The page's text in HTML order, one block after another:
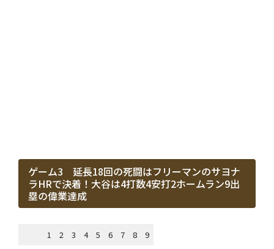
ゲーム3 延長18回の死闘はフリーマンのサヨナ
ラHRで決着！大谷は4打数4安打2ホームラン9出
塁の偉業達成
1 2 3 4 5 6 7 8
9